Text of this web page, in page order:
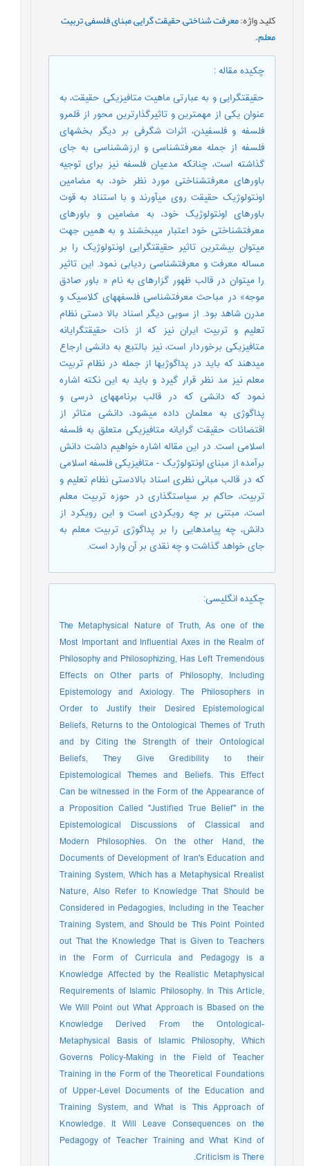
کلید واژه:معرفت‏ شناختی,حقیقت‏ گرایی,مبنای فلسفی,تربیت
معلم.,
چکیده مقاله:
حقیقت‏گرایی و به عبارتی ماهیت متافیزیکی حقیقت، به
عنوان یکی از مهم‏ترین و تاثیرگذارترین محور از قلمرو
فلسفه و فلسفیدن، اثرات شگرفی بر دیگر بخش‏های
فلسفه از جمله معرفت‏شناسی و ارزش‏شناسی به جای
گذاشته است، چنانکه مدعیان فلسفه نیز برای توجیه
باورهای معرفت‏شناختی مورد نظر خود، به مضامین
اونتولوژیک حقیقت روی می‏آورند و با استناد به قوت
باورهای اونتولوژیک خود، به مضامین و باورهای
معرفت‏شناختی خود اعتبار می‏بخشند و به همین جهت
می‏توان بیشترین تاثیر حقیقت‏گرایی اونتولوژیک را بر
مساله معرفت و معرفت‏شناسی ردیابی نمود. این تاثیر
را می‏توان در قالب ظهور گزاره‏ای به نام « باور صادق
موجه» در مباحث معرفت‏شناسی فلسفه‏های کلاسیک و
مدرن شاهد بود. از سویی دیگر اسناد بالا دستی نظام
تعلیم و تربیت ایران نیز که از ذات حقیقت‏گرایانه
متافیزیکی برخوردار است، نیز بالتبع به دانشی ارجاع
می‏دهند که باید در پداگوژی‏ها از جمله در نظام تربیت
معلم نیز مد نظر قرار گیرد و باید به این نکته اشاره
نمود که دانشی که در قالب برنامه‏های درسی و
پداگوژی به معلمان داده می‏شود، دانشی متاثر از
اقتضائات حقیقت گرایانه متافیزیکی متعلق به فلسفه
اسلامی است. در این مقاله اشاره خواهیم داشت دانش
برآمده از مبنای اونتولوژیک - متافیزیکی فلسفه اسلامی
که در قالب مبانی نظری اسناد بالادستی نظام تعلیم و
تربیت، حاکم بر سیاست‏گذاری در حوزه تربیت معلم
است، مبتنی بر چه رویکردی است و این رویکرد از
دانش، چه پیامدهایی را بر پداگوژی تربیت معلم به
جای خواهد گذاشت و چه نقدی بر آن وارد است.
چکیده انگلیسی:
The Metaphysical Nature of Truth, As one of the
Most Important and Influential Axes in the Realm of
Philosophy and Philosophizing, Has Left Tremendous
Effects on Other parts of Philosophy, Including
Epistemology and Axiology. The Philosophers in
Order to Justify their Desired Epistemological
Beliefs, Returns to the Ontological Themes of Truth
and by Citing the Strength of their Ontological
Beliefs, They Give Gredibility to their
Epistemological Themes and Beliefs. This Effect
Can be witnessed in the Form of the Appearance of
a Proposition Called "Justified True Belief" in the
Epistemological Discussions of Classical and
Modern Philosophies. On the other Hand, the
Documents of Development of Iran's Education and
Training System, Which has a Metaphysical Rrealist
Nature, Also Refer to Knowledge That Should be
Considered in Pedagogies, Including in the Teacher
Training System, and Should be This Point Pointed
out That the Knowledge That is Given to Teachers
in the Form of Curricula and Pedagogy is a
Knowledge Affected by the Realistic Metaphysical
Requirements of Islamic Philosophy. In This Article,
We Will Point out What Approach is Bbased on the
Knowledge Derived From the Ontological-
Metaphysical Basis of Islamic Philosophy, Which
Governs Policy-Making in the Field of Teacher
Training in the Form of the Theoretical Foundations
of Upper-Level Documents of the Education and
Training System, and What is This Approach of
Knowledge. It Will Leave Consequences on the
Pedagogy of Teacher Training and What Kind of
Criticism is There.